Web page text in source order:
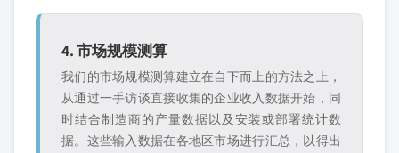
4. 市场规模测算
我们的市场规模测算建立在自下而上的方法之上，
从通过一手访谈直接收集的企业收入数据开始，同
时结合制造商的产量数据以及安装或部署统计数
据。这些输入数据在各地区市场进行汇总，以得出